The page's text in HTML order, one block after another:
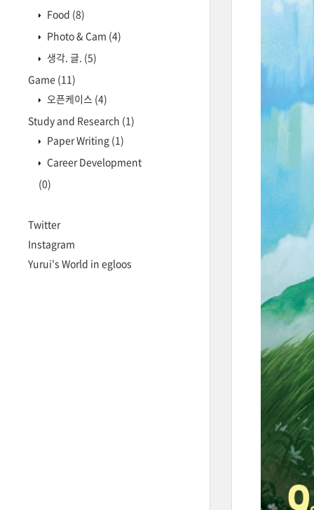
Food (8)
Photo & Cam (4)
생각. 글. (5)
Game (11)
오픈케이스 (4)
Study and Research (1)
Paper Writing (1)
Career Development
(0)
Twitter
Instagram
Yurui's World in egloos